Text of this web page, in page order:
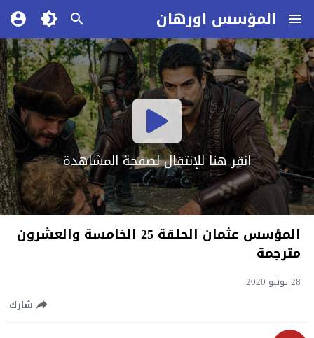
المؤسس اورهان
انقر هنا للإنتقال لصفحة المشاهدة
المؤسس عثمان الحلقة 25 الخامسة والعشرون
مترجمة
28 يونيو 2020
شارك